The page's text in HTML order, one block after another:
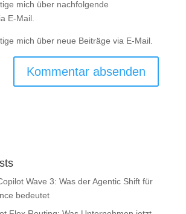
mich über nachfolgende
E-Mail.
mich über neue Beiträge via E-Mail.
Wave 3: Was der Agentic Shift für
bedeutet